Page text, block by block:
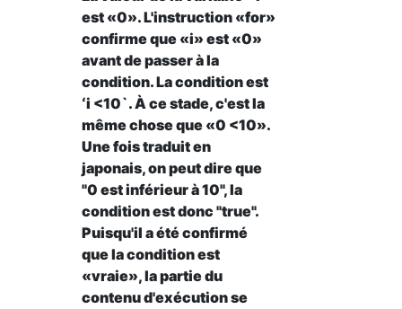
est «0». L'instruction «for»
confirme que «i» est «0»
avant de passer à la
condition. La condition est
ʻi <10`. À ce stade, c'est la
même chose que «0 <10».
Une fois traduit en
japonais, on peut dire que
"0 est inférieur à 10", la
condition est donc "true".
Puisqu'il a été confirmé
que la condition est
«vraie», la partie du
contenu d'exécution se